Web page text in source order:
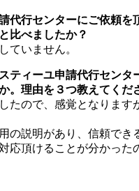
代行センターにご依頼を
比べましたか？
ていません。
ティーユ申請代行センタ
。理由を３つ教えてくだ
たので、感覚となります
の説明があり、信頼でき
応頂けることが分かった